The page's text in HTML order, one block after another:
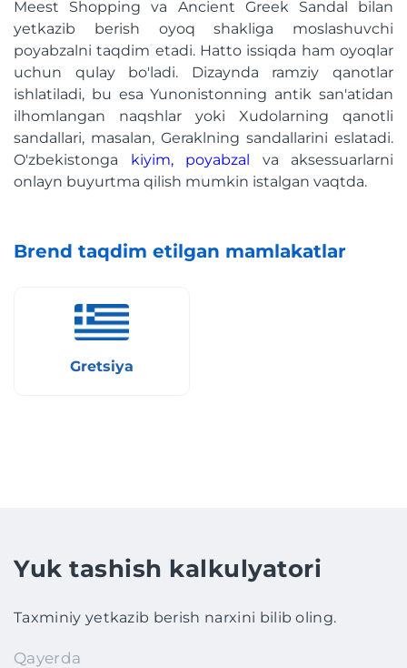
Meest Shopping va Ancient Greek Sandal bilan
yetkazib berish oyoq shakliga moslashuvchi
poyabzalni taqdim etadi. Hatto issiqda ham oyoqlar
uchun qulay bo'ladi. Dizaynda ramziy qanotlar
ishlatiladi, bu esa Yunonistonning antik san'atidan
ilhomlangan naqshlar yoki Xudolarning qanotli
sandallari, masalan, Geraklning sandallarini eslatadi.
O'zbekistonga kiyim, poyabzal va aksessuarlarni
onlayn buyurtma qilish mumkin istalgan vaqtda.
Brend taqdim etilgan mamlakatlar
Gretsiya
Yuk tashish kalkulyatori
Taxminiy yetkazib berish narxini bilib oling.
Qayerda